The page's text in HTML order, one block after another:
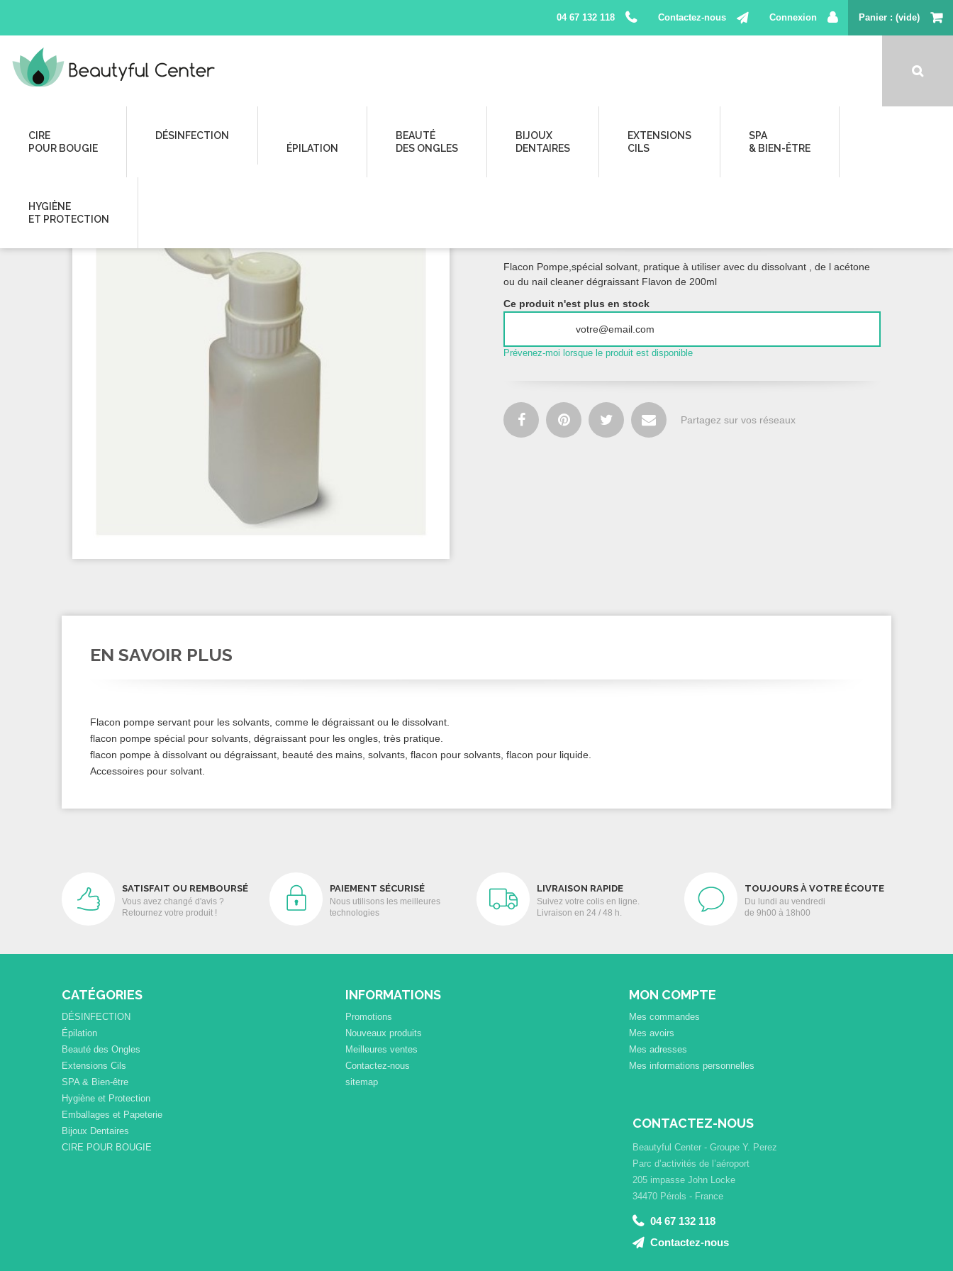
04 67 132 118 Contactez-nous Connexion Panier (vide)
CIRE
POUR BOUGIE
DÉSINFECTION
ÉPILATION
BEAUTÉ
DES ONGLES
BIJOUX
DENTAIRES
EXTENSIONS
CILS
SPA
& BIEN-ÊTRE
HYGIÈNE
ET PROTECTION
Flacon Pompe,spécial solvant, pratique à utiliser avec du dissolvant , de l acétone
ou du nail cleaner dégraissant Flavon de 200ml
Ce produit n'est plus en stock
Prévenez-moi lorsque le produit est disponible
Partagez sur vos réseaux
EN SAVOIR PLUS
Flacon pompe servant pour les solvants, comme le dégraissant ou le dissolvant.
flacon pompe spécial pour solvants, dégraissant pour les ongles, très pratique.
flacon pompe à dissolvant ou dégraissant, beauté des mains, solvants, flacon pour solvants, flacon pour liquide.
Accessoires pour solvant.
SATISFAIT OU REMBOURSÉ
Vous avez changé d'avis ?
Retournez votre produit !
PAIEMENT SÉCURISÉ
Nous utilisons les meilleures
technologies
LIVRAISON RAPIDE
Suivez votre colis en ligne.
Livraison en 24 / 48 h.
TOUJOURS À VOTRE ÉCOUTE
Du lundi au vendredi
de 9h00 à 18h00
CATÉGORIES
DÉSINFECTION
Épilation
Beauté des Ongles
Extensions Cils
SPA & Bien-être
Hygiène et Protection
Emballages et Papeterie
Bijoux Dentaires
CIRE POUR BOUGIE
INFORMATIONS
Promotions
Nouveaux produits
Meilleures ventes
Contactez-nous
sitemap
MON COMPTE
Mes commandes
Mes avoirs
Mes adresses
Mes informations personnelles
CONTACTEZ-NOUS
Beautyful Center - Groupe Y. Perez
Parc d’activités de l’aéroport
205 impasse John Locke
34470 Pérols - France
04 67 132 118
Contactez-nous